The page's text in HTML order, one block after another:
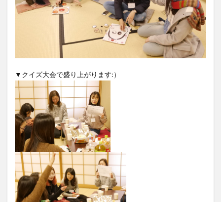
▼クイズ大会で盛り上がります:）